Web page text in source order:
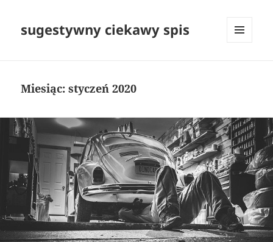
sugestywny ciekawy spis
Miesiąc:styczeń 2020